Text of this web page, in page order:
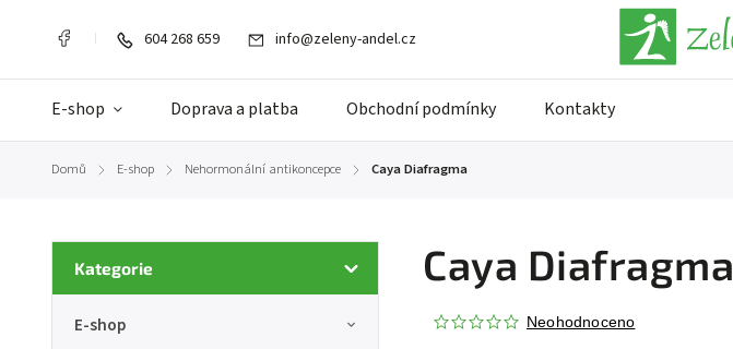
604 268 659 info@zeleny-andel.cz
E-shop Doprava a platba Obchodní podmínky Kontakty
Domů / E-shop / Nehormonální antikoncepce / Caya Diafragma
Kategorie
E-shop
Caya Diafragma
Neohodnoceno